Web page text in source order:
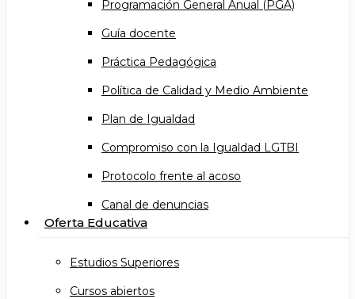
Programación General Anual (PGA)
Guía docente
Práctica Pedagógica
Política de Calidad y Medio Ambiente
Plan de Igualdad
Compromiso con la Igualdad LGTBI
Protocolo frente al acoso
Canal de denuncias
Oferta Educativa
Estudios Superiores
Cursos abiertos